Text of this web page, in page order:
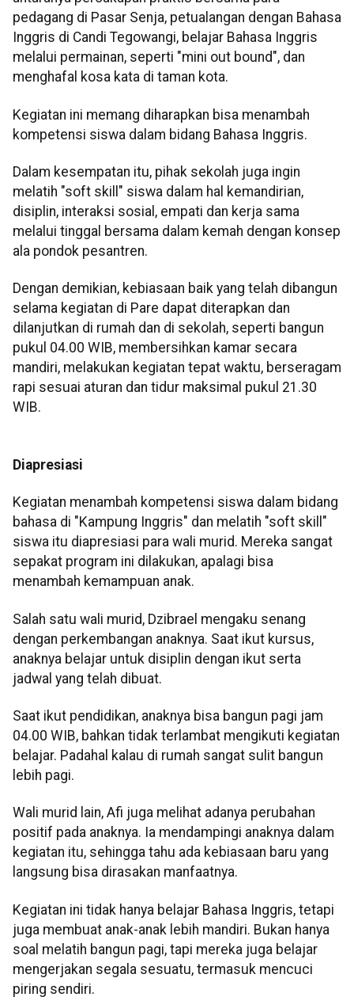
pedagang di Pasar Senja, petualangan dengan Bahasa
Inggris di Candi Tegowangi, belajar Bahasa Inggris
melalui permainan, seperti "mini out bound", dan
menghafal kosa kata di taman kota.
Kegiatan ini memang diharapkan bisa menambah
kompetensi siswa dalam bidang Bahasa Inggris.
Dalam kesempatan itu, pihak sekolah juga ingin
melatih "soft skill" siswa dalam hal kemandirian,
disiplin, interaksi sosial, empati dan kerja sama
melalui tinggal bersama dalam kemah dengan konsep
ala pondok pesantren.
Dengan demikian, kebiasaan baik yang telah dibangun
selama kegiatan di Pare dapat diterapkan dan
dilanjutkan di rumah dan di sekolah, seperti bangun
pukul 04.00 WIB, membersihkan kamar secara
mandiri, melakukan kegiatan tepat waktu, berseragam
rapi sesuai aturan dan tidur maksimal pukul 21.30
WIB.
Diapresiasi
Kegiatan menambah kompetensi siswa dalam bidang
bahasa di "Kampung Inggris" dan melatih "soft skill"
siswa itu diapresiasi para wali murid. Mereka sangat
sepakat program ini dilakukan, apalagi bisa
menambah kemampuan anak.
Salah satu wali murid, Dzibrael mengaku senang
dengan perkembangan anaknya. Saat ikut kursus,
anaknya belajar untuk disiplin dengan ikut serta
jadwal yang telah dibuat.
Saat ikut pendidikan, anaknya bisa bangun pagi jam
04.00 WIB, bahkan tidak terlambat mengikuti kegiatan
belajar. Padahal kalau di rumah sangat sulit bangun
lebih pagi.
Wali murid lain, Afi juga melihat adanya perubahan
positif pada anaknya. Ia mendampingi anaknya dalam
kegiatan itu, sehingga tahu ada kebiasaan baru yang
langsung bisa dirasakan manfaatnya.
Kegiatan ini tidak hanya belajar Bahasa Inggris, tetapi
juga membuat anak-anak lebih mandiri. Bukan hanya
soal melatih bangun pagi, tapi mereka juga belajar
mengerjakan segala sesuatu, termasuk mencuci
piring sendiri.